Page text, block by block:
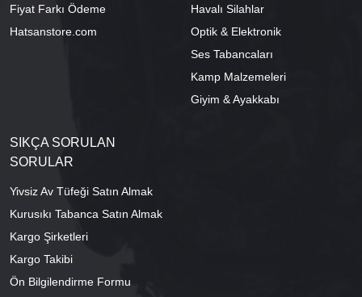
Fiyat Farkı Ödeme
Hatsanstore.com
Havalı Silahlar
Optik & Elektronik
Ses Tabancaları
Kamp Malzemeleri
Giyim & Ayakkabı
SIKÇA SORULAN
SORULAR
Yivsiz Av Tüfeği Satın Almak
Kurusıkı Tabanca Satın Almak
Kargo Şirketleri
Kargo Takibi
Ön Bilgilendirme Formu